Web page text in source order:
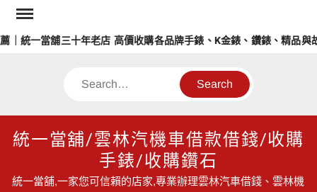
Skip
content
｜統一當舖三十年老店 高價收購各品牌手錶、K金錶、鑽錶、精品與
Search
統一當舖/雲林汽機車借款借錢/收購
手錶/收購鑽石
統一當舖,一家您可信賴的店家,專業辦理雲林汽車借錢、雲林機